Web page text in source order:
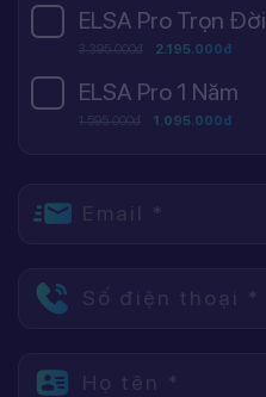
ELSA Pro Trọn Đời
3.395.000đ 2.195.000đ
ELSA Pro 1 Năm
1.595.000đ 1.095.000đ
Email *
Số điện thoại *
Họ tên *